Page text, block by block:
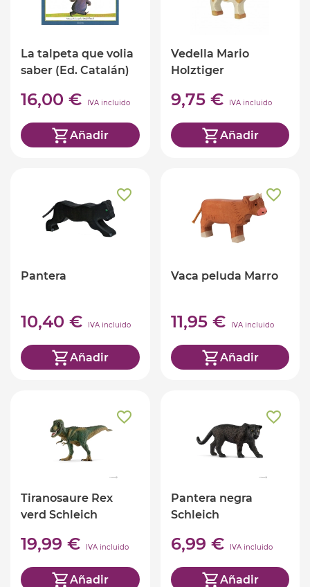
La talpeta que volia
saber (Ed. Catalán)
16,00 € IVA incluido
Añadir
Vedella Mario
Holztiger
9,75 € IVA incluido
Añadir
Pantera
10,40 € IVA incluido
Añadir
Vaca peluda Marro
11,95 € IVA incluido
Añadir
Tiranosaure Rex
verd Schleich
19,99 € IVA incluido
Añadir
Pantera negra
Schleich
6,99 € IVA incluido
Añadir